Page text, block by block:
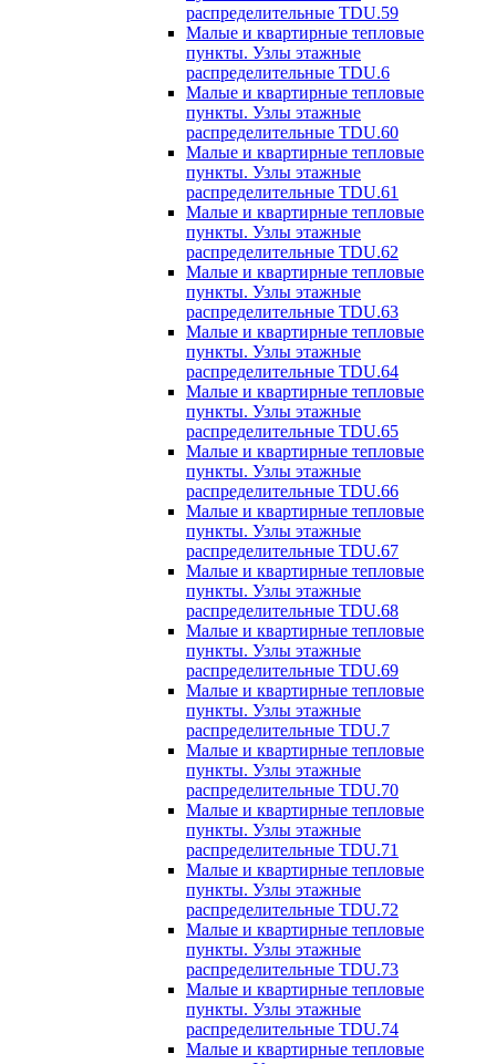
распределительные TDU.59
Малые и квартирные тепловые
пункты. Узлы этажные
распределительные TDU.6
Малые и квартирные тепловые
пункты. Узлы этажные
распределительные TDU.60
Малые и квартирные тепловые
пункты. Узлы этажные
распределительные TDU.61
Малые и квартирные тепловые
пункты. Узлы этажные
распределительные TDU.62
Малые и квартирные тепловые
пункты. Узлы этажные
распределительные TDU.63
Малые и квартирные тепловые
пункты. Узлы этажные
распределительные TDU.64
Малые и квартирные тепловые
пункты. Узлы этажные
распределительные TDU.65
Малые и квартирные тепловые
пункты. Узлы этажные
распределительные TDU.66
Малые и квартирные тепловые
пункты. Узлы этажные
распределительные TDU.67
Малые и квартирные тепловые
пункты. Узлы этажные
распределительные TDU.68
Малые и квартирные тепловые
пункты. Узлы этажные
распределительные TDU.69
Малые и квартирные тепловые
пункты. Узлы этажные
распределительные TDU.7
Малые и квартирные тепловые
пункты. Узлы этажные
распределительные TDU.70
Малые и квартирные тепловые
пункты. Узлы этажные
распределительные TDU.71
Малые и квартирные тепловые
пункты. Узлы этажные
распределительные TDU.72
Малые и квартирные тепловые
пункты. Узлы этажные
распределительные TDU.73
Малые и квартирные тепловые
пункты. Узлы этажные
распределительные TDU.74
Малые и квартирные тепловые